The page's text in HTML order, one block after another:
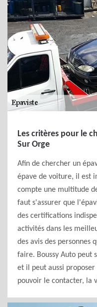
Les critères pour le
Sur Orge
Afin de chercher un
épave de voiture, il est
compte une multitude
faut s'assurer que
des certifications
activités dans les
des avis des personnes
faire. Boussy Auto peut
et il peut aussi
pouvoir le contacter, la